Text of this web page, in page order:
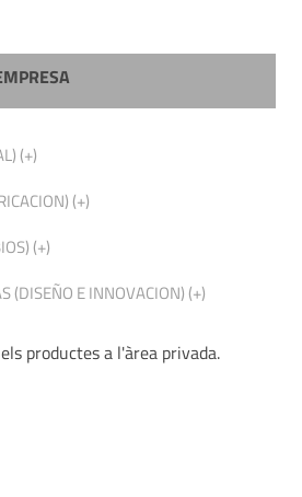
(+)
(+)
(+)
(DISEÑO E INNOVACION) (+)
productes a l'àrea privada.